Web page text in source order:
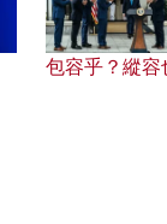
包容乎？縱容